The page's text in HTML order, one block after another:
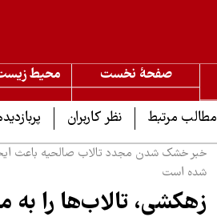
صفحۀ نخست محیط
مطالب مرتبط
نظر کاربران
خبر خشک شدن مجدد تالاب صالحیه باعث
شده است
زهکشی، تالاب‌ها را به